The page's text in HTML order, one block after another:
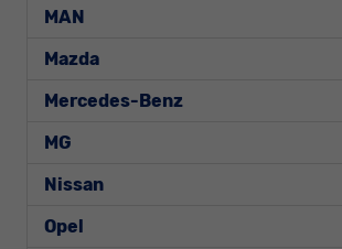
MAN
Mazda
Mercedes-Benz
MG
Nissan
Opel